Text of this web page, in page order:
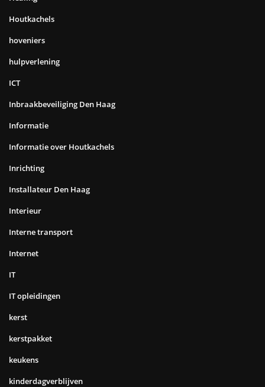
Houtkachels
hoveniers
hulpverlening
ICT
Inbraakbeveiliging Den Haag
Informatie
Informatie over Houtkachels
Inrichting
Installateur Den Haag
Interieur
Interne transport
Internet
IT
IT opleidingen
kerst
kerstpakket
keukens
kinderdagverblijven